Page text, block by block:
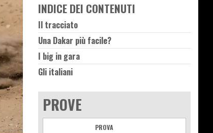
INDICE DEI CONTENUTI
Il tracciato
Una Dakar più facile?
I big in gara
Gli italiani
PROVE
PROVA